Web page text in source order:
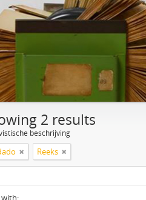
2 results
beschrijving
Reeks
with: